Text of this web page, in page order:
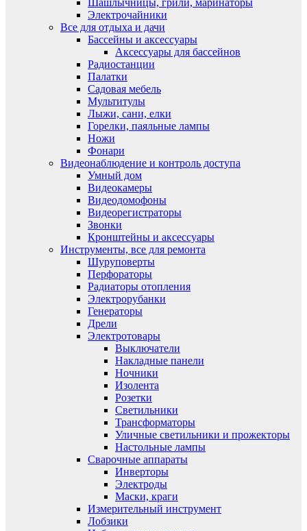
Шашлычницы, грили, маринаторы
Электрочайники
Все для отдыха и дачи
Бассейны и аксессуары
Аксессуары для бассейнов
Радиостанции
Палатки
Садовая мебель
Мультитулы
Лыжи, сани, елки
Горелки, паяльные лампы
Ножи
Фонари
Видеонаблюдение и контроль доступа
Умный дом
Видеокамеры
Видеодомофоны
Видеорегистраторы
Звонки
Кронштейны и аксессуары
Инструменты, все для ремонта
Шуруповерты
Перфораторы
Радиаторы отопления
Электрорубанки
Генераторы
Дрели
Электротовары
Выключатели
Накладные панели
Ночники
Изолента
Розетки
Светильники
Трансформаторы
Уличные светильники и прожекторы
Настольные лампы
Сварочные аппараты
Инверторы
Электроды
Маски, краги
Измерительный инструмент
Лобзики